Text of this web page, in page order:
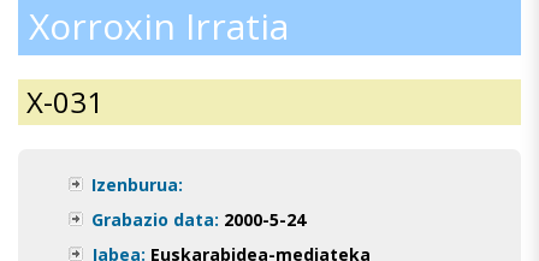
Xorroxin Irratia
X-031
Izenburua:
Grabazio data: 2000-5-24
Jabea: Euskarabidea-mediateka